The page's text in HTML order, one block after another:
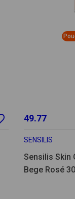
49.77
SENSILIS
Sensilis Skin
Bege Rosé